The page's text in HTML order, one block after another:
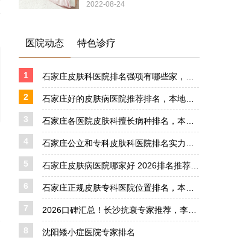
2022-08-24
医院动态 特色诊疗
1
2
3
4
5
6
7
8 沈阳矮小症医院专家排名